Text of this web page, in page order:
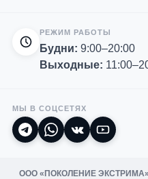
РЕЖИМ РАБОТЫ
Будни: 9:00–20:00
Выходные:
МЫ В СОЦСЕТЯХ
ООО «ПОКОЛЕНИЕ ЭКСТРИМА»